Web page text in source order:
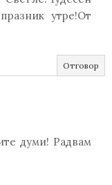
утре!От
Отговор
думи! Радвам